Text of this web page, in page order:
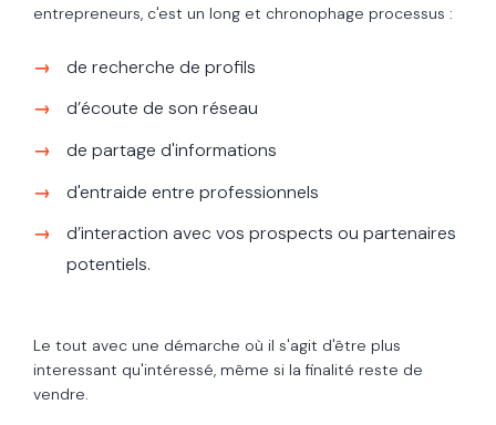
entrepreneurs, c'est un long et chronophage processus :
de recherche de profils
d’écoute de son réseau
de partage d'informations
d'entraide entre professionnels
d’interaction avec vos prospects ou partenaires
potentiels.
Le tout avec une démarche où il s'agit d'être plus
interessant qu'intéressé, même si la finalité reste de
vendre.